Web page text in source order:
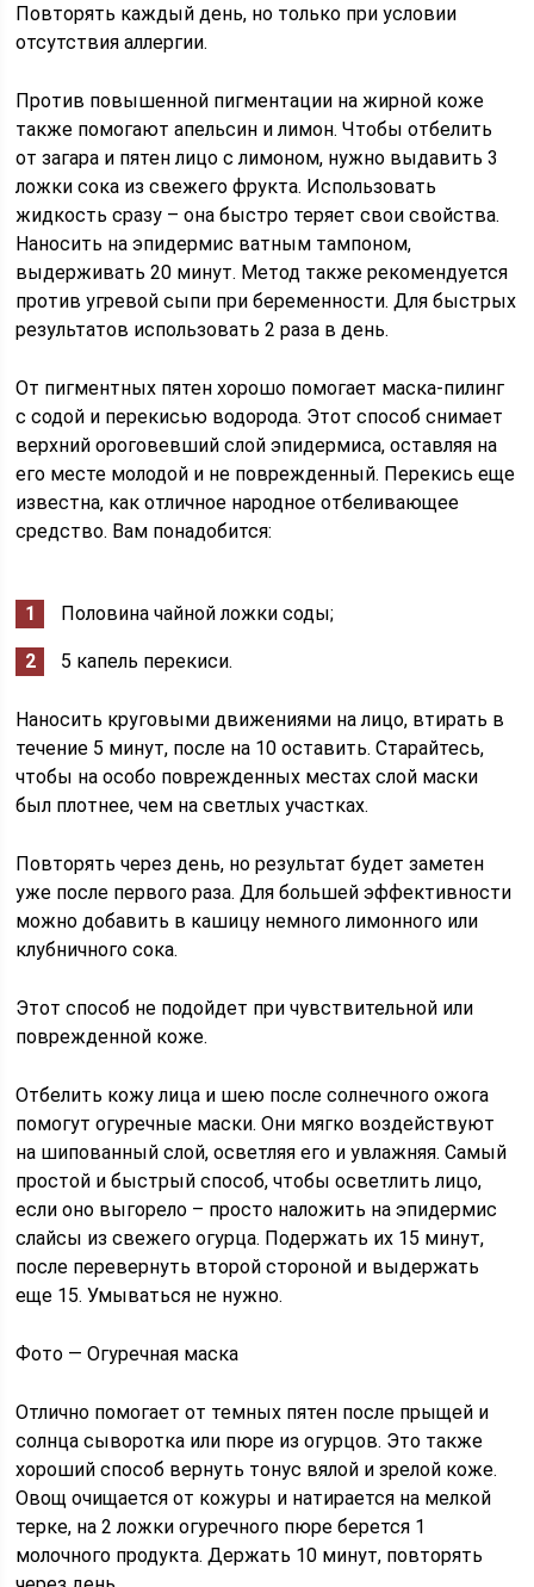
Повторять каждый день, но только при условии
отсутствия аллергии.
Против повышенной пигментации на жирной коже
также помогают апельсин и лимон. Чтобы отбелить
от загара и пятен лицо с лимоном, нужно выдавить 3
ложки сока из свежего фрукта. Использовать
жидкость сразу – она быстро теряет свои свойства.
Наносить на эпидермис ватным тампоном,
выдерживать 20 минут. Метод также рекомендуется
против угревой сыпи при беременности. Для быстрых
результатов использовать 2 раза в день.
От пигментных пятен хорошо помогает маска-пилинг
с содой и перекисью водорода. Этот способ снимает
верхний ороговевший слой эпидермиса, оставляя на
его месте молодой и не поврежденный. Перекись еще
известна, как отличное народное отбеливающее
средство. Вам понадобится:
Половина чайной ложки соды;
5 капель перекиси.
Наносить круговыми движениями на лицо, втирать в
течение 5 минут, после на 10 оставить. Старайтесь,
чтобы на особо поврежденных местах слой маски
был плотнее, чем на светлых участках.
Повторять через день, но результат будет заметен
уже после первого раза. Для большей эффективности
можно добавить в кашицу немного лимонного или
клубничного сока.
Этот способ не подойдет при чувствительной или
поврежденной коже.
Отбелить кожу лица и шею после солнечного ожога
помогут огуречные маски. Они мягко воздействуют
на шипованный слой, осветляя его и увлажняя. Самый
простой и быстрый способ, чтобы осветлить лицо,
если оно выгорело – просто наложить на эпидермис
слайсы из свежего огурца. Подержать их 15 минут,
после перевернуть второй стороной и выдержать
еще 15. Умываться не нужно.
Фото — Огуречная маска
Отлично помогает от темных пятен после прыщей и
солнца сыворотка или пюре из огурцов. Это также
хороший способ вернуть тонус вялой и зрелой коже.
Овощ очищается от кожуры и натирается на мелкой
терке, на 2 ложки огуречного пюре берется 1
молочного продукта. Держать 10 минут, повторять